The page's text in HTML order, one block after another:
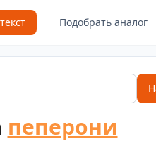
Подобрать аналог
пеперони